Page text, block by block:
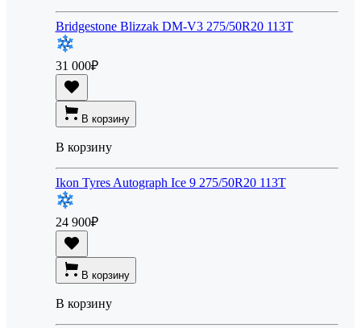
Bridgestone Blizzak DM-V3 275/50R20 113T
31 000₽
В корзину
В корзину
Ikon Tyres Autograph Ice 9 275/50R20 113T
24 900₽
В корзину
В корзину